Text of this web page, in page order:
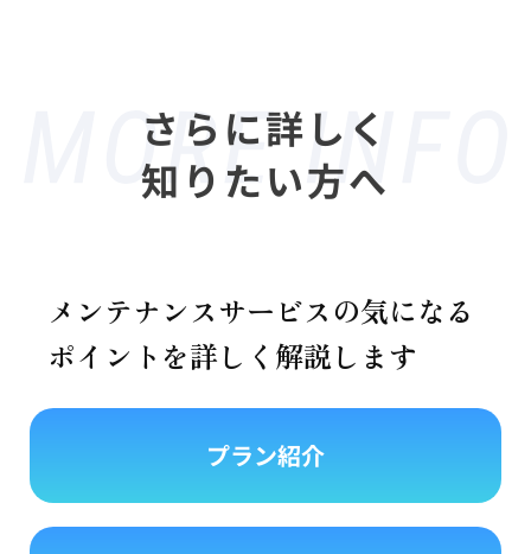
さらに詳しく
知りたい方へ
メンテナンスサービスの気になる
ポイントを詳しく解説します
プラン紹介